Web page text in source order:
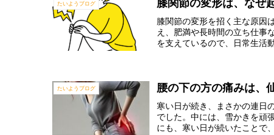
たいようブログ 膝関節の変形は、なぜ
膝関節の変形を招く主な原因
え、肥満や長時間の立ち仕事
を支えているので、日常生活
たいようブログ 腰の下の方の痛みは、
寒い日が続き、まさかの連日
でした。中には、雪かきを頑
にも、寒い日が続いたことで